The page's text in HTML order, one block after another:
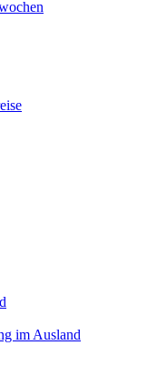
im Ausland